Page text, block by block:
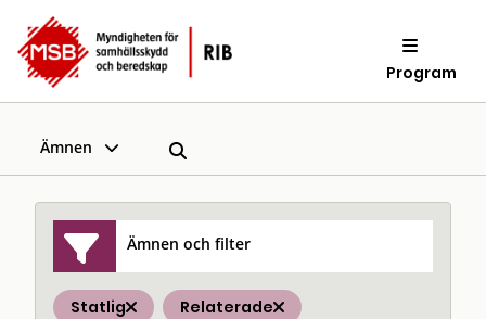
Program
Ämnen
Ämnen och filter
Statlig Relaterade